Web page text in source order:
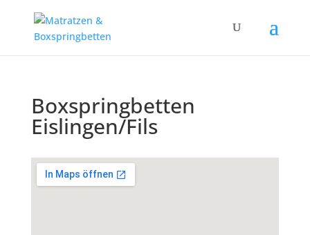
Boxspringbetten
Eislingen/Fils